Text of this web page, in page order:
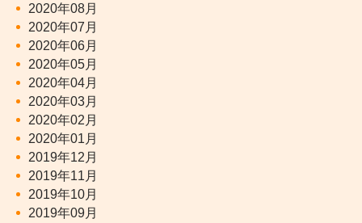
2020年08月
2020年07月
2020年06月
2020年05月
2020年04月
2020年03月
2020年02月
2020年01月
2019年12月
2019年11月
2019年10月
2019年09月